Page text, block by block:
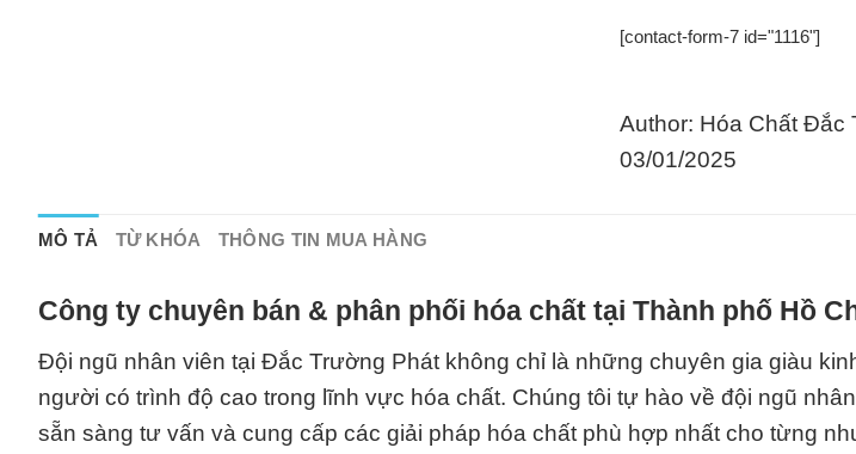
[contact-form-7 id="1116"]
Author: Hóa Chất Đắc
03/01/2025
MÔ TẢ TỪ KHÓA THÔNG TIN MUA HÀNG
Công ty chuyên bán & phân phối hóa chất tại Thành phố Hồ
Đội ngũ nhân viên tại Đắc Trường Phát không chỉ là những chuyên gia giàu
người có trình độ cao trong lĩnh vực hóa chất. Chúng tôi tự hào về đội ngũ
sẵn sàng tư vấn và cung cấp các giải pháp hóa chất phù hợp nhất cho từng